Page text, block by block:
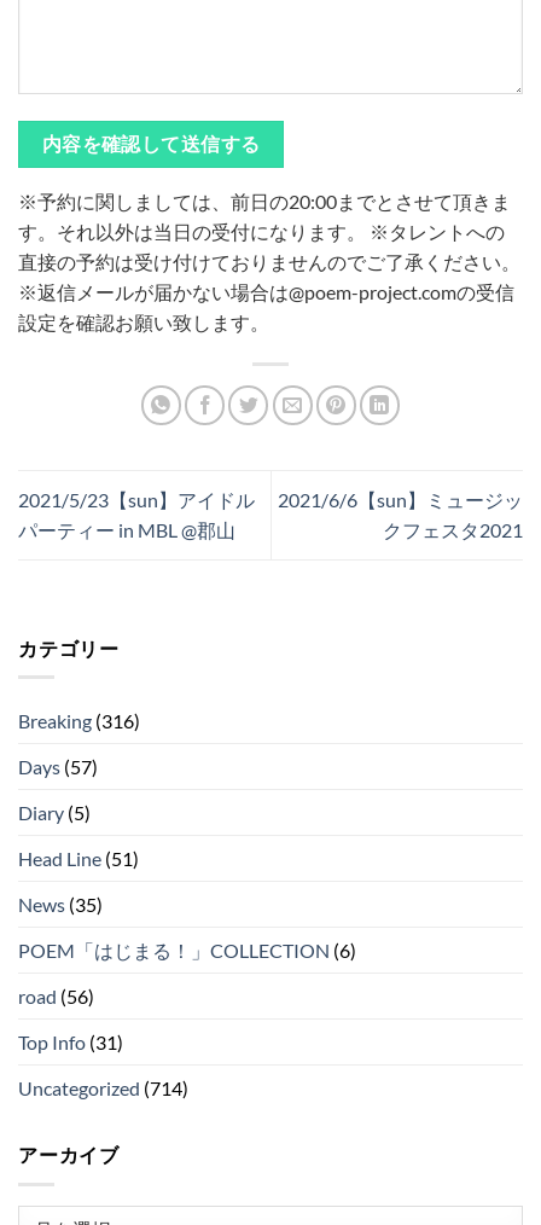
※予約に関しましては、前日の20:00までとさせて頂きま
す。それ以外は当日の受付になります。
※タレントへの
直接の予約は受け付けておりませんのでご了承ください。
※返信メールが届かない場合は@poem-project.comの受信
設定を確認お願い致します。
2021/5/23【sun】アイドル
パーティー in MBL @郡山
2021/6/6【sun】ミュージッ
クフェスタ2021
カテゴリー
Breaking (316)
Days (57)
Diary (5)
Head Line (51)
News (35)
POEM「はじまる！」COLLECTION (6)
road (56)
Top Info (31)
Uncategorized (714)
アーカイブ